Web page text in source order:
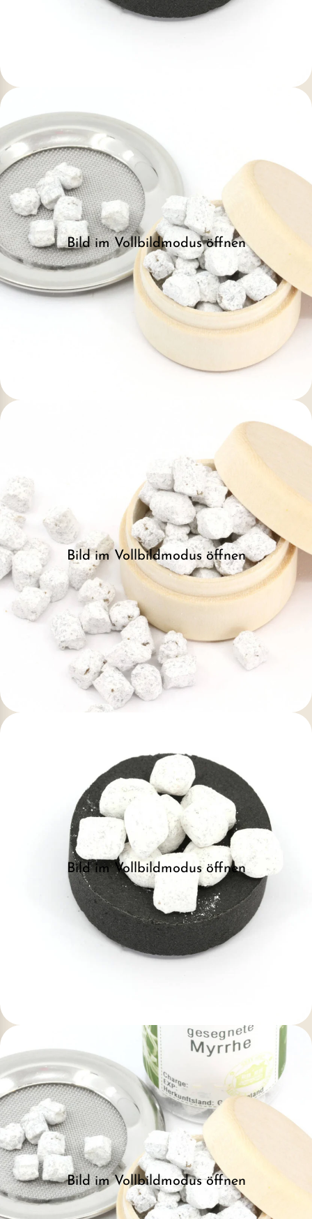
Bild im Vollbildmodus öffnen
Bild im Vollbildmodus öffnen
Bild im Vollbildmodus öffnen
Bild im Vollbildmodus öffnen